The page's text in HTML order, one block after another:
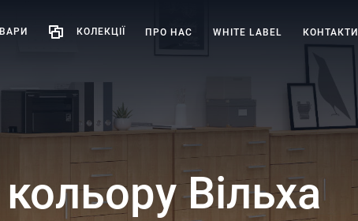
КОЛЕКЦІЇ ПРО НАС WHITE LABEL КОНТАКТИ
Вільха